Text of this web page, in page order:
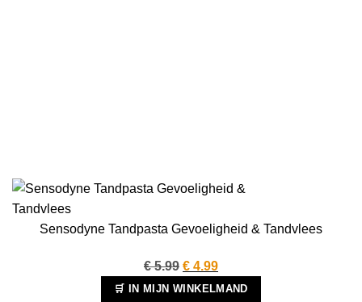
Sensodyne Tandpasta Gevoeligheid & Tandvlees
€5.99 Oorspronkelijke
prijs
€ 4.99Huidige
prijs
🛒 IN MIJN WINKELMAND